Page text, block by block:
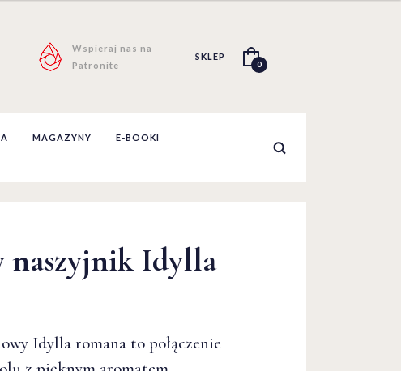
Wspieraj nas na
Patronite
SKLEP
0
MAGAZYNY
E-BOOKI
naszyjnik Idylla
Idylla romana to połączenie
naszyjnik Idylla
Idylla romana to połączenie